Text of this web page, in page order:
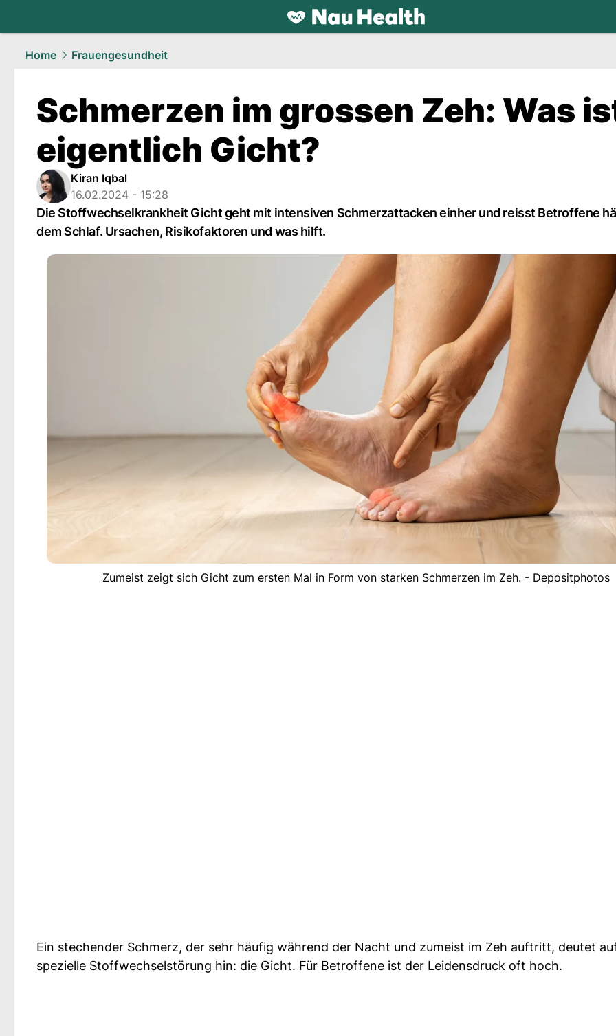
health.NAU.ch
Home
Frauengesundheit
Schmerzen im grossen Zeh: Was
eigentlich Gicht?
Kiran Iqbal
16.02.2024 - 15:28
Die Stoffwechselkrankheit Gicht geht mit intensiven Schmerzattacken einher und reisst Betroffene
dem Schlaf. Ursachen, Risikofaktoren und was hilft.
Zumeist zeigt sich Gicht zum ersten Mal in Form von starken Schmerzen im Zeh. - Depositphotos
Ein stechender Schmerz, der sehr häufig während der Nacht und zumeist im Zeh auftritt, deutet
spezielle Stoffwechselstörung hin: die Gicht. Für Betroffene ist der Leidensdruck oft hoch.